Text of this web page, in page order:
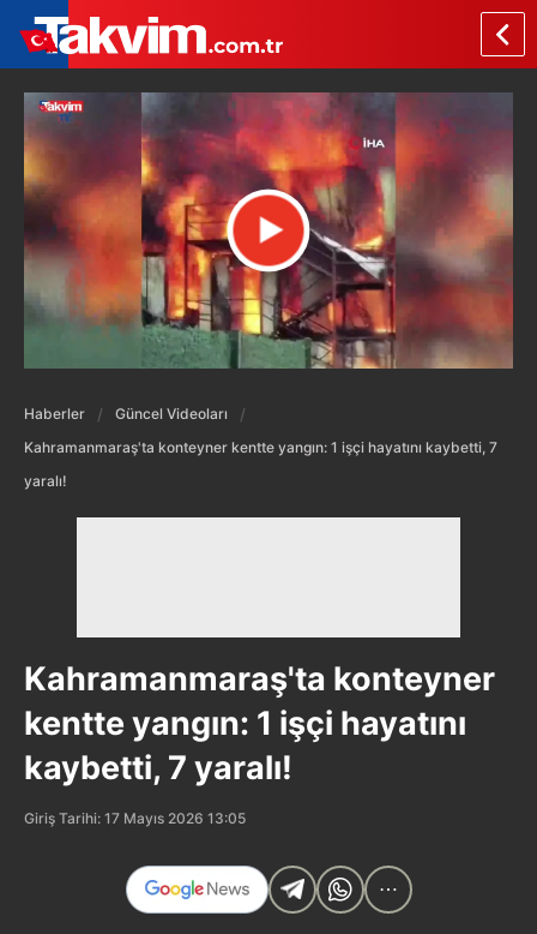
Haberler
Güncel Videoları
Kahramanmaraş'ta konteyner kentte yangın: 1 işçi hayatını kaybetti, 7
yaralı!
Kahramanmaraş'ta konteyner
kentte yangın: 1 işçi hayatını
kaybetti, 7 yaralı!
Giriş Tarihi: 17 Mayıs 2026 13:05